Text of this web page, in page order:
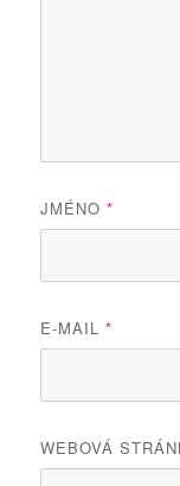
JMÉNO*
E-MAIL*
WEBOVÁ